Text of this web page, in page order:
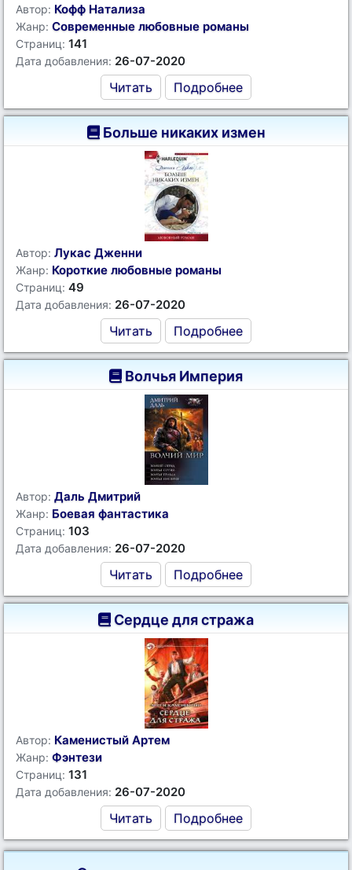
Автор: Кофф Натализа
Жанр: Современные любовные романы
Страниц: 141
Дата добавления: 26-07-2020
Читать Подробнее
Больше никаких измен
Автор: Лукас Дженни
Жанр: Короткие любовные романы
Страниц: 49
Дата добавления: 26-07-2020
Читать Подробнее
Волчья Империя
Автор: Даль Дмитрий
Жанр: Боевая фантастика
Страниц: 103
Дата добавления: 26-07-2020
Читать Подробнее
Сердце для стража
Автор: Каменистый Артем
Жанр: Фэнтези
Страниц: 131
Дата добавления: 26-07-2020
Читать Подробнее